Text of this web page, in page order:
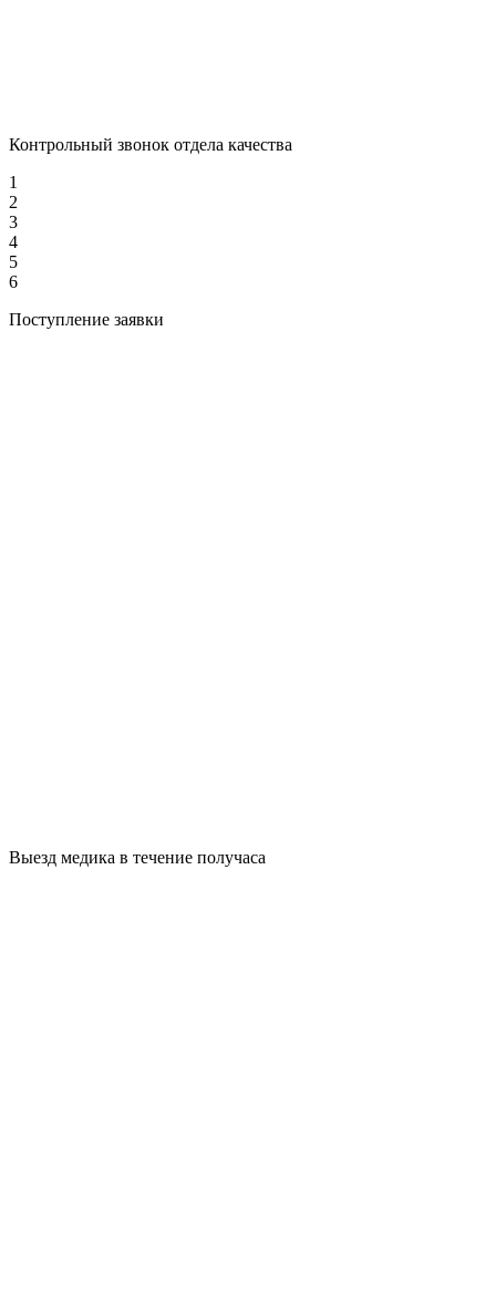
Контрольный звонок отдела качества
1
2
3
4
5
6
Поступление заявки
Выезд медика в течение получаса